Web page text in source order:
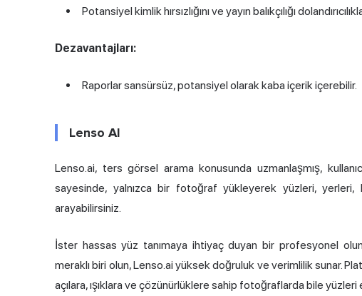
Potansiyel kimlik hırsızlığını ve yayın balıkçılığı
Dezavantajları:
Raporlar sansürsüz, potansiyel olarak kaba içerik içerebilir.
Lenso AI
Lenso.ai, ters görsel arama konusunda uzmanlaşmış,
sayesinde, yalnızca bir fotoğraf yükleyerek yüzleri, yerleri,
arayabilirsiniz.
İster hassas yüz tanımaya ihtiyaç duyan bir profesyonel
meraklı biri olun, Lenso.ai yüksek doğruluk ve verimlilik sunar.
açılara, ışıklara ve çözünürlüklere sahip fotoğraflarda bile